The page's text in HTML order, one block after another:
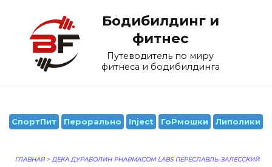
содержанию
Бодибилдинг и
фитнес
Путеводитель по миру
фитнеса и бодибилдинга
СпортПит Перорально Inject ГоРмошки Липолики
ГЛАВНАЯ > ДЕКА ДУРАБОЛИН PHARMACOM LABS ПЕРЕСЛАВЛЬ-ЗАЛЕССКИЙ